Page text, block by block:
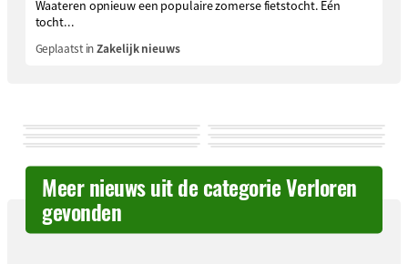
Waateren opnieuw een populaire zomerse fietstocht. Eén
tocht...
Geplaatst inZakelijk nieuws
Meer nieuws uit de categorie Verloren
gevonden